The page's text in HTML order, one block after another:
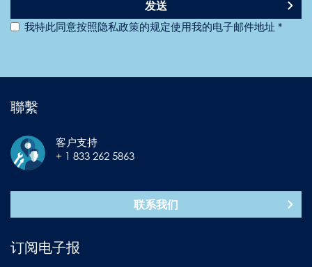
发送
我特此同意按照隐私政策的规定使用我的电子邮件地址 *
聯繫
客户支持
+ 1 833 262 5863
联系我们
订阅电子报